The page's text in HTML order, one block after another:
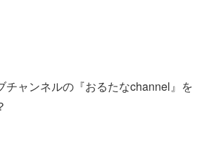
チャンネルの『おるたなchannel』を